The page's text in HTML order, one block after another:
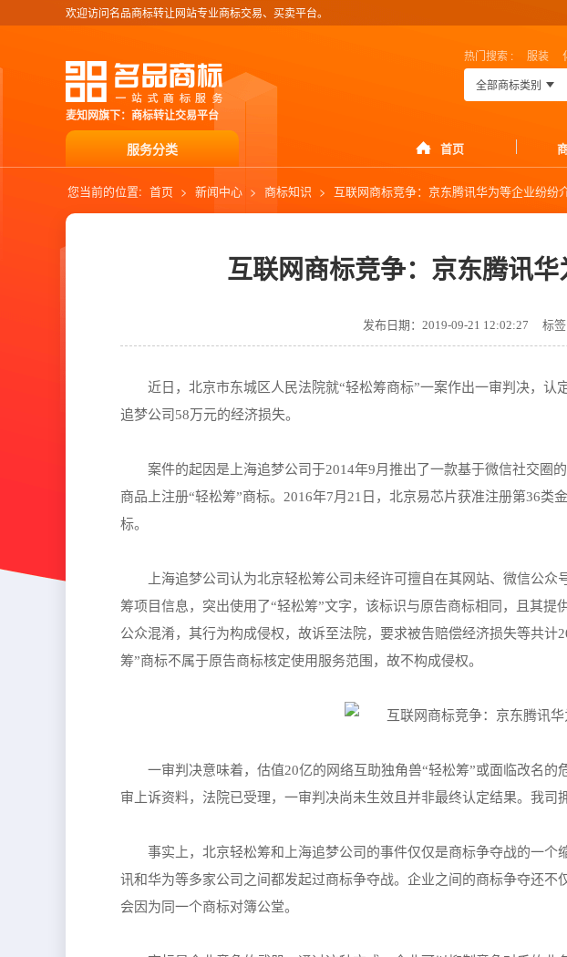
欢迎访问名品商标转让网站专业商标交易、买卖平台。
麦知网旗下：商标转让交易平台
热门搜索 : 服装
全部商标类别
服务分类 首页
您当前的位置: 首页 > 新闻中心 > 商标知识 > 互联网商标竞争：京东腾讯华为等企业纷纷
互联网商标竞争：京东腾讯
发布日期：2019-09-21 12:02:27 标签
近日，北京市东城区人民法院就“轻松筹商标”一案作出一审判决，
追梦公司58万元的经济损失。
案件的起因是上海追梦公司于2014年9月推出了一款基于微信社交圈
商品上注册“轻松筹”商标。2016年7月21日，北京易芯片获准注册第36类
标。
上海追梦公司认为北京轻松筹公司未经许可擅自在其网站、微信公众
筹项目信息，突出使用了“轻松筹”文字，该标识与原告商标相同，且其
公众混淆，其行为构成侵权，故诉至法院，要求被告赔偿经济损失等共计
筹”商标不属于原告商标核定使用服务范围，故不构成侵权。
一审判决意味着，估值20亿的网络互助独角兽“轻松筹”或面临改名
审上诉资料，法院已受理，一审判决尚未生效且并非最终认定结果。我司
事实上，北京轻松筹和上海追梦公司的事件仅仅是商标争夺战的一
讯和华为等多家公司之间都发起过商标争夺战。企业之间的商标争夺还不
会因为同一个商标对簿公堂。